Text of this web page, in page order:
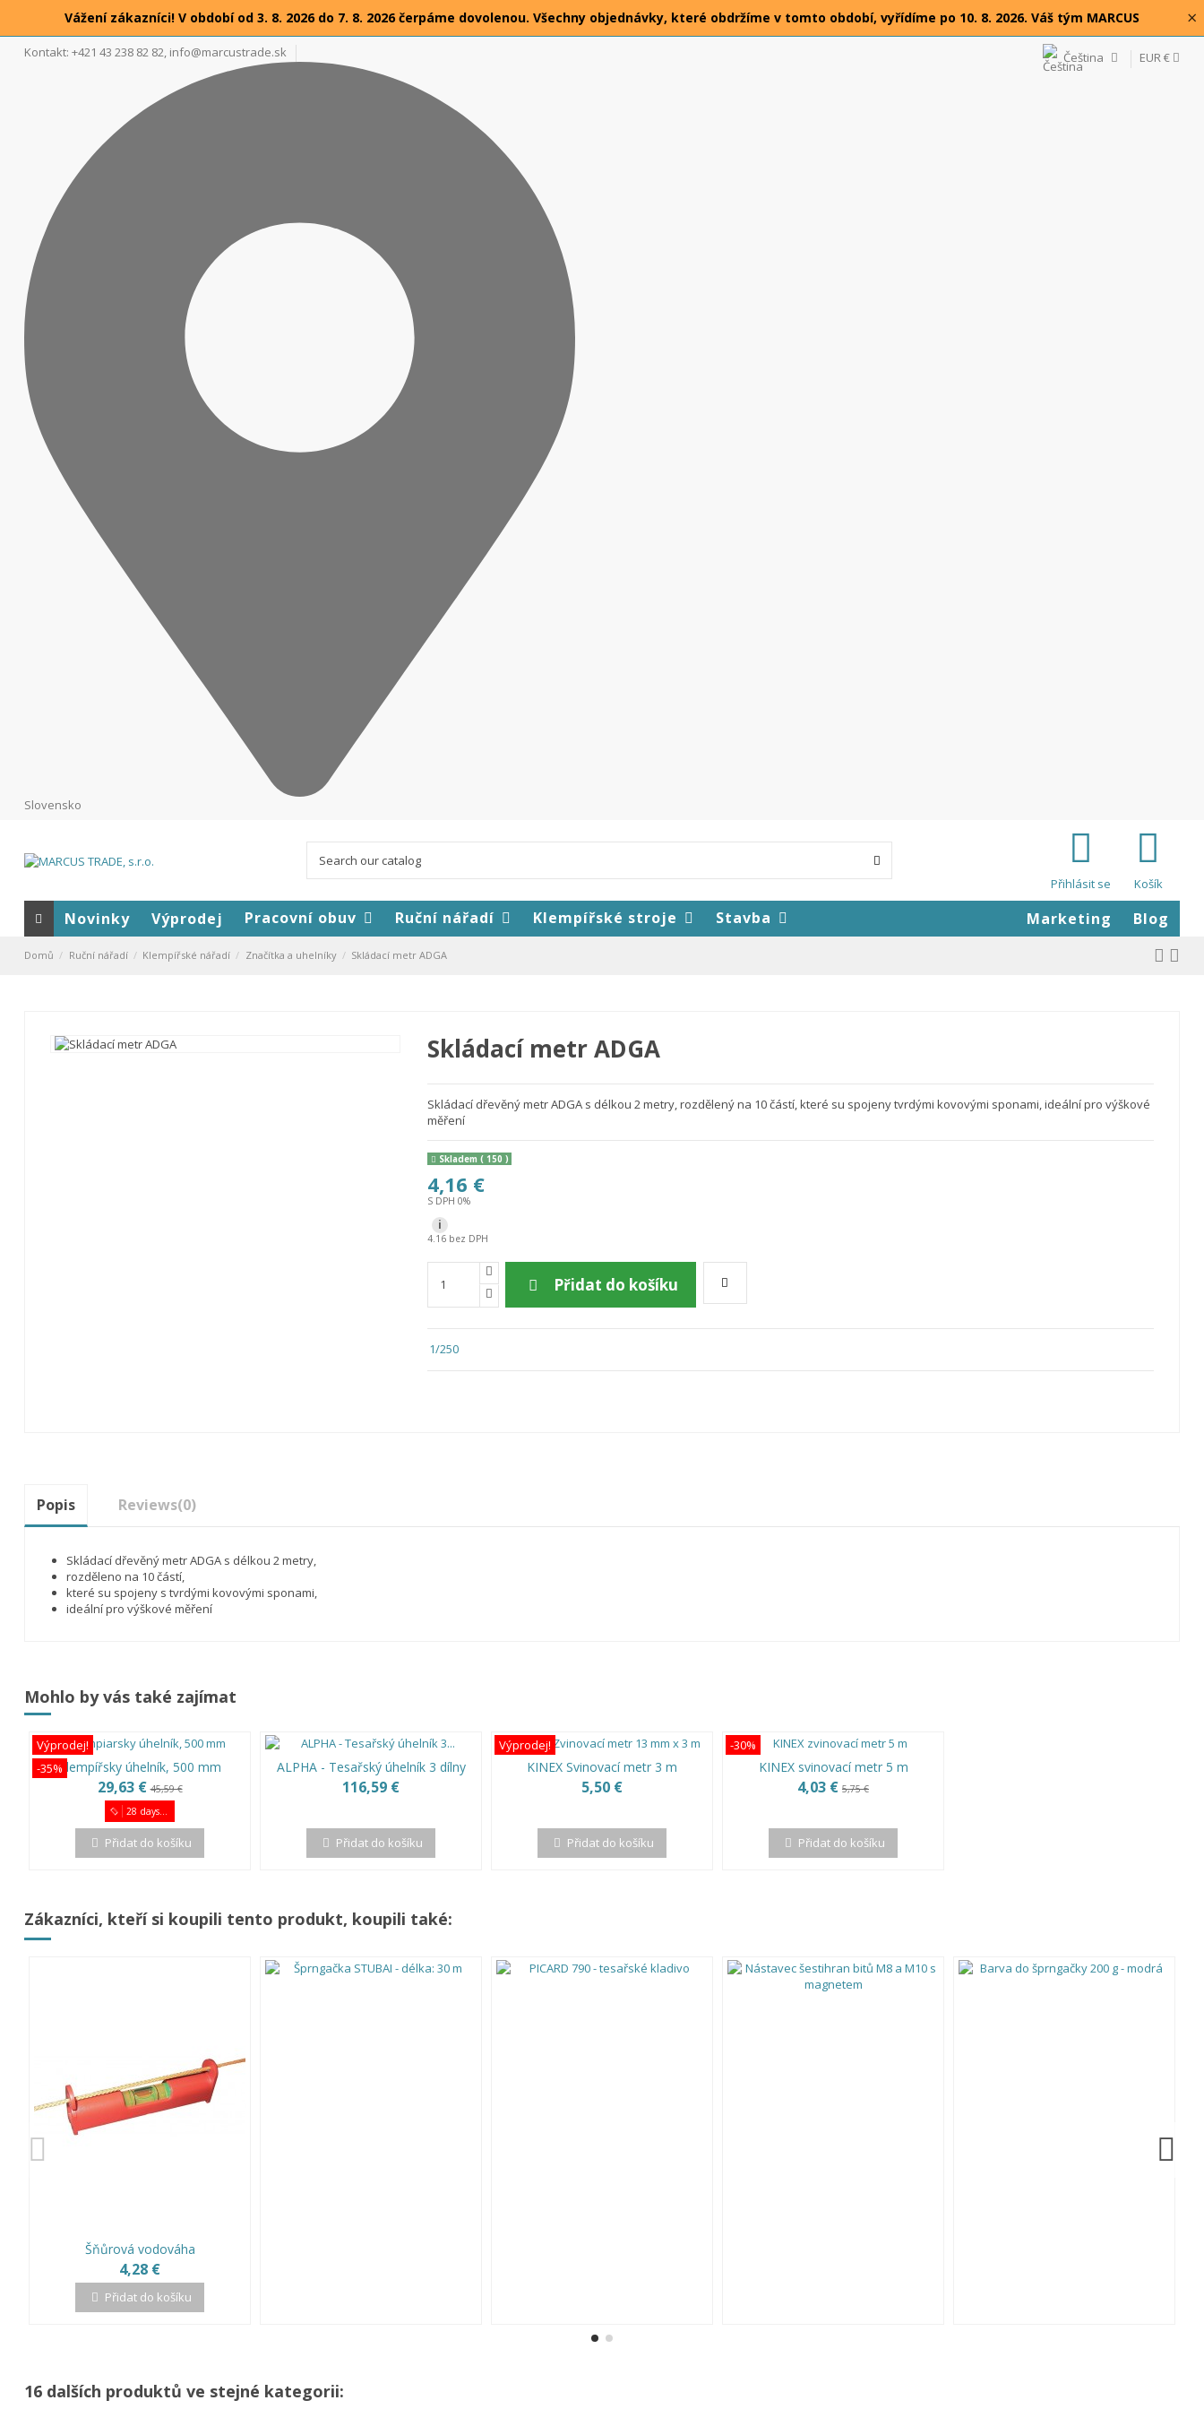
Vážení zákazníci! V období od 3. 8. 2026 do 7. 8. 2026 čerpáme dovolenou. Všechny objednávky, které obdržíme v tomto období, vyřídíme po 10. 8. 2026. Váš tým MARCUS ×
Kontakt: +421 43 238 82 82, info@marcustrade.sk
Slovensko
Čeština EUR €
Přihlásit se Košík
Novinky Výprodej Pracovní obuv Ruční nářadí Klempířské stroje Stavba Blog
Marketing
Domů Ruční nářadí Klempířské nářadí Značítka a uhelníky Skládací metr ADGA
Skládací metr ADGA
Skládací dřevěný metr ADGA s délkou 2 metry, rozdělený na 10 částí, které su spojeny tvrdými kovovými sponami, ideální pro výškové
měření
Skladem ( 150 )
4,16 €
S DPH 0%
i
4.16 bez DPH
Přidat do košíku
1/250
Popis Reviews(0)
Skládací dřevěný metr ADGA s délkou 2 metry,
rozděleno na 10 částí,
které su spojeny s tvrdými kovovými sponami,
ideální pro výškové měření
Mohlo by vás také zajímat
Výprodej!
-35%Klempířsky úhelník, 500 mm
29,63 €45,59 €
28 days...
Přidat do košíku
ALPHA - Tesařský úhelník 3 dílny
116,59 €
Přidat do košíku
Výprodej!
KINEX Svinovací metr 3 m
5,50 €
Přidat do košíku
-30%
KINEX svinovací metr 5 m
4,03 € 5,75 €
Přidat do košíku
Zákazníci, kteří si koupili tento produkt, koupili také:
Šňůrová vodováha
4,28 €
Přidat do košíku
16 dalších produktů ve stejné kategorii: